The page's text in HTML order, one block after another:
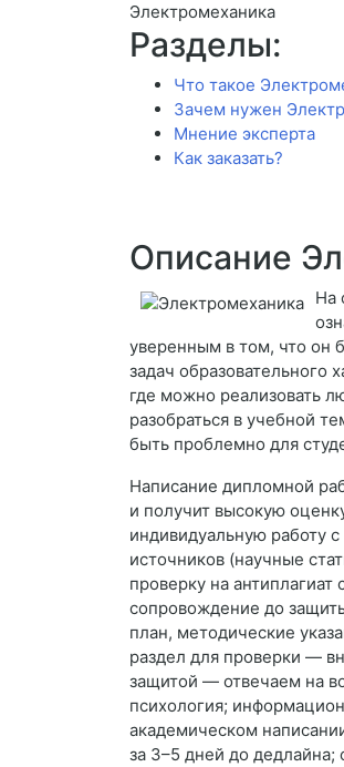
Электромеханика
Разделы:
Что такое
Зачем нужен
Мнение эксперта
Как заказать?
Описание
На
уверенным в том, что он
задач
где можно реализовать
разобраться в учебной
быть проблемно для
Написание дипломной
и получит высокую
индивидуальную работу
источников (научные
проверку на
сопровождение до
план, методические
раздел для проверки —
защитой — отвечаем на
психология;
академическом
за 3–5 дней до дедлайна;